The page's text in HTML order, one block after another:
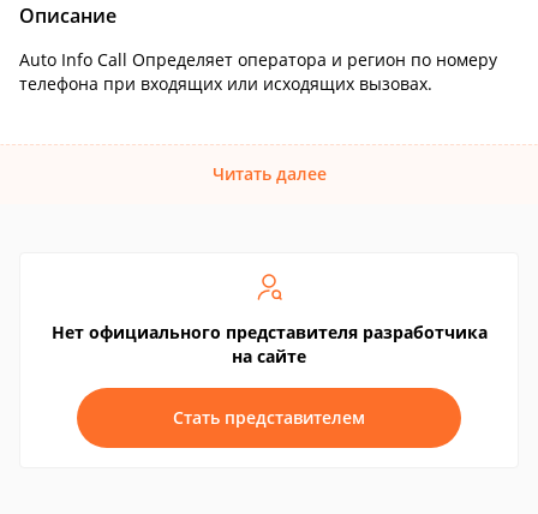
Описание
Auto Info Call Определяет оператора и регион по номеру
телефона при входящих или исходящих вызовах.
Читать далее
Нет официального представителя разработчика
на сайте
Стать представителем